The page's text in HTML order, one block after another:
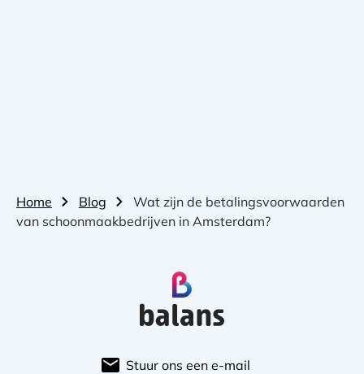
Home Blog
Wat zijn de betalingsvoorwaarden
van schoonmaakbedrijven in Amsterdam?
Stuur ons een e-mail